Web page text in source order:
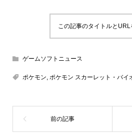
この記事のタイトルとURL
ゲームソフトニュース
ポケモン, ポケモン スカーレット・バイ